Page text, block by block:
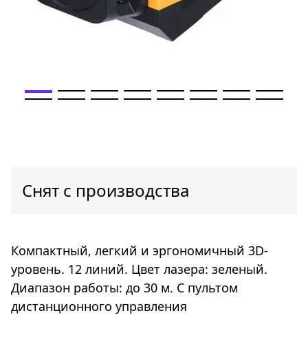
Компактный, легкий и эргономичный 3D-
уровень. 12 линий. Цвет лазера: зеленый.
Диапазон работы: до 30 м. С пультом
дистанционного управления
Снят с производства